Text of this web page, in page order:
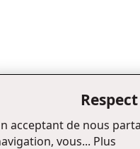
acceptant de nous
vous... Plus